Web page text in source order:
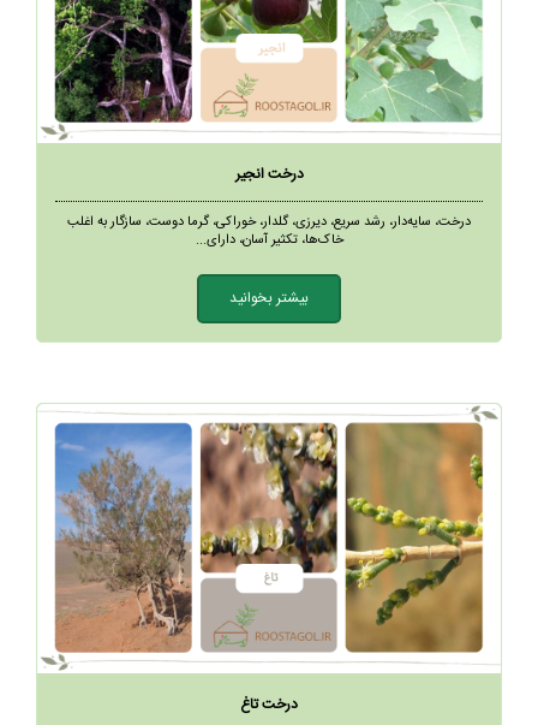
درخت انجیر
درخت، سایه‌دار، رشد سریع، دیرزی، گلدار، خوراکی، گرما دوست، سازگار به اغلب
خا‌ک‌ها، تکثیر آسان، دارای...
بیشتر بخوانید
درخت تاغ